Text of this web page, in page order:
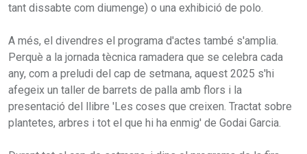
tant dissabte com diumenge) o una exhibició de polo.
A més, el divendres el programa d'actes també s'amplia.
Perquè a la jornada tècnica ramadera que se celebra cada
any, com a preludi del cap de setmana, aquest 2025 s'hi
afegeix un taller de barrets de palla amb flors i la
presentació del llibre 'Les coses que creixen. Tractat sobre
plantetes, arbres i tot el que hi ha enmig' de Godai Garcia.